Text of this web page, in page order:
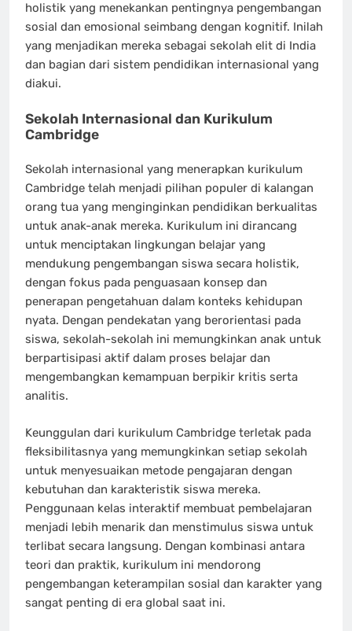
holistik yang menekankan pentingnya pengembangan
sosial dan emosional seimbang dengan kognitif. Inilah
yang menjadikan mereka sebagai sekolah elit di India
dan bagian dari sistem pendidikan internasional yang
diakui.
Sekolah Internasional dan Kurikulum
Cambridge
Sekolah internasional yang menerapkan kurikulum
Cambridge telah menjadi pilihan populer di kalangan
orang tua yang menginginkan pendidikan berkualitas
untuk anak-anak mereka. Kurikulum ini dirancang
untuk menciptakan lingkungan belajar yang
mendukung pengembangan siswa secara holistik,
dengan fokus pada penguasaan konsep dan
penerapan pengetahuan dalam konteks kehidupan
nyata. Dengan pendekatan yang berorientasi pada
siswa, sekolah-sekolah ini memungkinkan anak untuk
berpartisipasi aktif dalam proses belajar dan
mengembangkan kemampuan berpikir kritis serta
analitis.
Keunggulan dari kurikulum Cambridge terletak pada
fleksibilitasnya yang memungkinkan setiap sekolah
untuk menyesuaikan metode pengajaran dengan
kebutuhan dan karakteristik siswa mereka.
Penggunaan kelas interaktif membuat pembelajaran
menjadi lebih menarik dan menstimulus siswa untuk
terlibat secara langsung. Dengan kombinasi antara
teori dan praktik, kurikulum ini mendorong
pengembangan keterampilan sosial dan karakter yang
sangat penting di era global saat ini.